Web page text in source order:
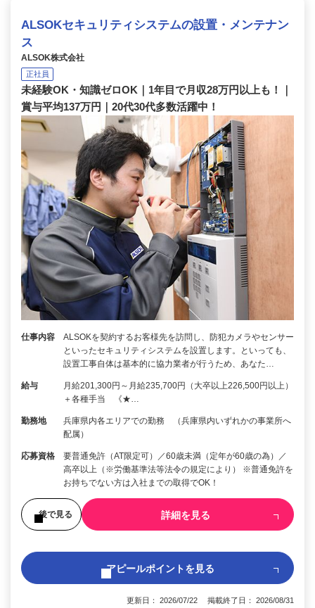
ALSOKセキュリティシステムの設置・メンテナン
ス
ALSOK株式会社
正社員
未経験OK・知識ゼロOK｜1年目で月収28万円以上も！｜
賞与平均137万円｜20代30代多数活躍中！
仕事内容
ALSOKを契約するお客様先を訪問し、防犯カメラやセンサー
といったセキュリティシステムを設置します。といっても、
設置工事自体は基本的に協力業者が行うため、あなた…
給与
月給201,300円～月給235,700円（大卒以上226,500円以上）
＋各種手当 《★…
勤務地
兵庫県内各エリアでの勤務 （兵庫県内いずれかの事業所へ
配属）
応募資格
要普通免許（AT限定可）／60歳未満（定年が60歳の為）／
高卒以上（※労働基準法等法令の規定により） ※普通免許を
お持ちでない方は入社までの取得でOK！
後で見る 詳細を見る
アピールポイントを見る
更新日： 2026/07/22 掲載終了日： 2026/08/31